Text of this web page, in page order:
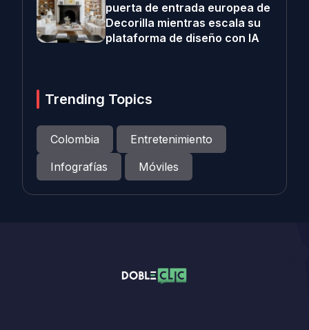
puerta de entrada europea de
Decorilla mientras escala su
plataforma de diseño con IA
Trending Topics
Colombia
Entretenimiento
Infografías
Móviles